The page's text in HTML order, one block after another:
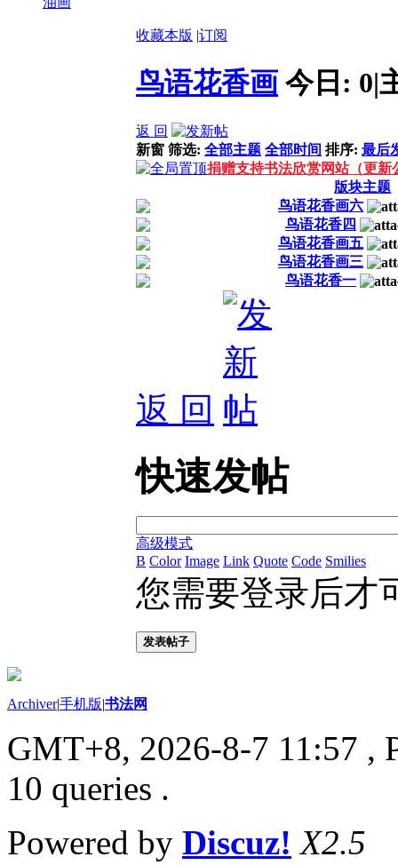
收藏本版 |订阅
鸟语花香画 今日: 0|
返 回
新窗 筛选: 全部主题 全部时间 排序: 最后
捐赠支持书法欣赏网站（更新
版块主题
鸟语花香画六
鸟语花香四
鸟语花香画五
鸟语花香画三
鸟语花香一
返 回
快速发帖
高级模式
B Color Image Link Quote Code Smilies
您需要登录后才
发表帖子
Archiver|手机版|书法网
GMT+8, 2026-8-7 11:57 ,
10 queries .
Powered by Discuz! X2.5